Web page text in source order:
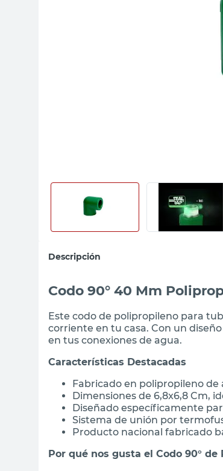
Descripción
Codo 90° 40 Mm
Este codo de polipropileno para
corriente en tu casa. Con un
en tus conexiones de agua.
Características Destacadas
Fabricado en polipropileno de
Dimensiones de 6,8x6,8 Cm,
Diseñado específicamente
Sistema de unión por
Producto nacional fabricado
Por qué nos gusta el Codo 90°